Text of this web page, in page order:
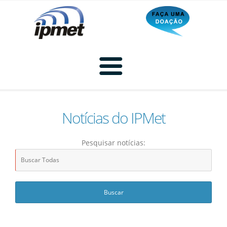
Home
Radar Animado
Notícias do IPMet
Pesquisar notícias: